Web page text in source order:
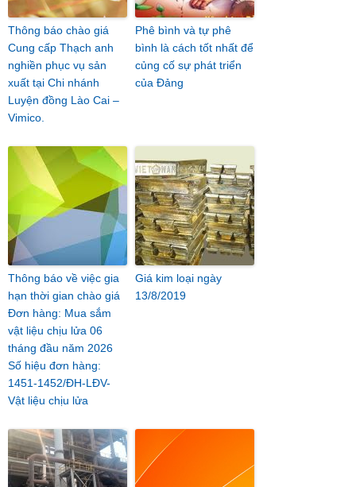
Thông báo chào giá
Cung cấp Thạch anh
nghiền phục vụ sản
xuất tại Chi nhánh
Luyện đồng Lào Cai –
Vimico.
Phê bình và tự phê
bình là cách tốt nhất để
củng cố sự phát triển
của Đảng
Thông báo về việc gia
hạn thời gian chào giá
Đơn hàng: Mua sắm
vật liệu chịu lửa 06
tháng đầu năm 2026
Số hiệu đơn hàng:
1451-1452/ĐH-LĐV-
Vật liệu chịu lửa
Giá kim loại ngày
13/8/2019